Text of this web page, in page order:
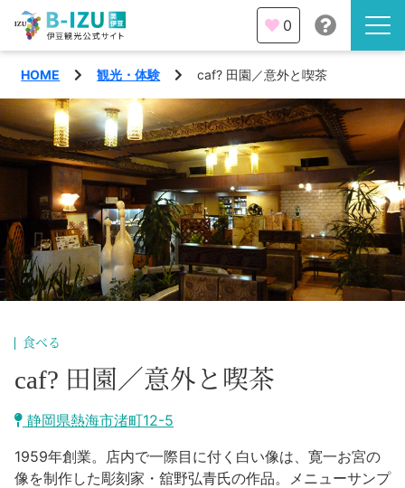
伊豆半島を知る
伊豆のみどころ
あそぶ
あじわう
観光・体験
イベント
エリア
熱海市
沼津市
三島市
特集
旅の計画
モデルコース
宿泊・予約
日本語
0
HOME 観光・体験 caf? 田園／意外と喫茶
食べる
caf? 田園／意外と喫茶
静岡県熱海市渚町12-5
1959年創業。店内で一際目に付く白い像は、寛一お宮の
像を制作した彫刻家・舘野弘青氏の作品。メニューサンプ